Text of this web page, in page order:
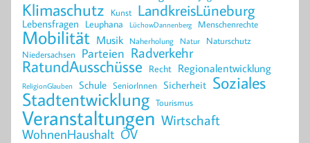
Klimaschutz Kunst LandkreisLüneburg
Lebensfragen Leuphana LüchowDannenberg Menschenrechte
Mobilität Musik Naherholung Natur Naturschutz
Niedersachsen Parteien Radverkehr
RatundAusschüsse Recht Regionalentwicklung
ReligionGlauben Schule SeniorInnen Sicherheit Soziales
Stadtentwicklung Tourismus
Veranstaltungen Wirtschaft
WohnenHaushalt ÖV